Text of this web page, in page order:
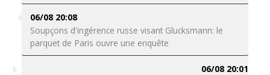
06/08 20:08
Soupçons d'ingérence russe visant Glucksmann: le
parquet de Paris ouvre une enquête
06/08 20:01